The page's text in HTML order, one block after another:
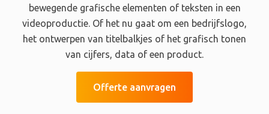
bewegende grafische elementen of teksten in een
videoproductie. Of het nu gaat om een bedrijfslogo,
het ontwerpen van titelbalkjes of het grafisch tonen
van cijfers, data of een product.
Offerte aanvragen